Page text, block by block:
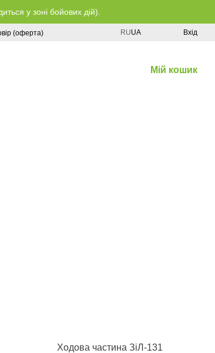
у зоні бойових дій).
(оферта) RUUA Вхід
Мій кошик
Ходова частина ЗіЛ-131